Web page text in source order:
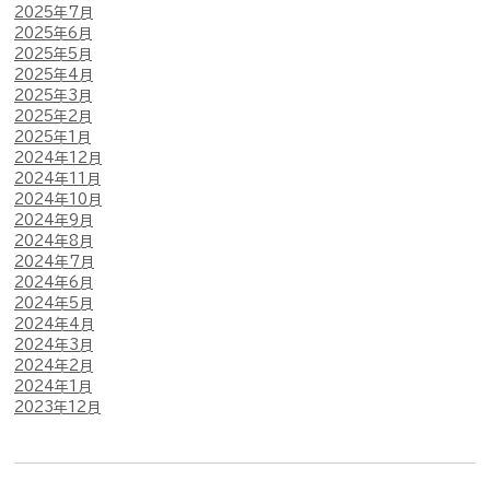
2025年7月
2025年6月
2025年5月
2025年4月
2025年3月
2025年2月
2025年1月
2024年12月
2024年11月
2024年10月
2024年9月
2024年8月
2024年7月
2024年6月
2024年5月
2024年4月
2024年3月
2024年2月
2024年1月
2023年12月